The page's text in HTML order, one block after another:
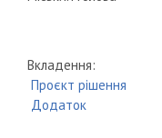
Вкладення:
Проєкт рішення
Додаток